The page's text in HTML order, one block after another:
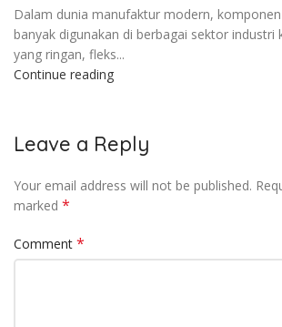
Dalam dunia manufaktur modern,
banyak digunakan di berbagai sektor industri
yang ringan, fleks...
Continue reading
Leave a Reply
Your email address will not be published.
marked *
Comment *